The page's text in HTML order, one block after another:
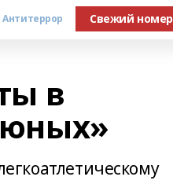
Антитеррор Свежий номер
в